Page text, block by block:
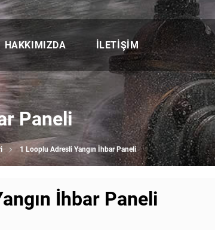
HAKKIMIZDA İLETIŞIM
Paneli
1 Looplu Adresli Yangın İhbar Paneli
İhbar Paneli